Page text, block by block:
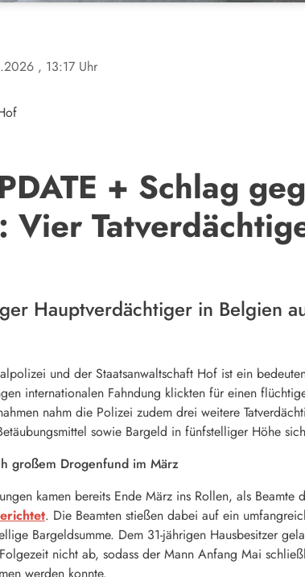
, 13:17 Uhr
+ Schlag
Vier
Hauptverdächtiger in Belgien
und der Staatsanwaltschaft Hof ist ein
internationalen Fahndung klickten für einen
nahm die Polizei zudem drei weitere
sowie Bargeld in fünfstelliger Höhe
großem Drogenfund im März
kamen bereits Ende März ins Rollen, als
. Die Beamten stießen dabei auf ein
Bargeldsumme. Dem 31-jährigen Hausbesitzer
nicht ab, sodass der Mann Anfang Mai